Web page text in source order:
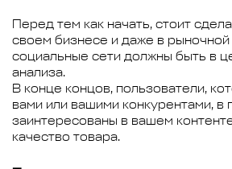
Перед тем как начать, стоит
своем бизнесе и даже в рыночной
социальные сети должны быть в
анализа.
В конце концов, пользователи,
вами или вашими конкурентами,
заинтересованы в вашем
качество товара.